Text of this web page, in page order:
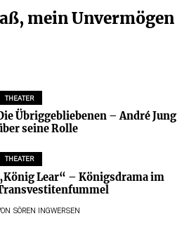
mein Unvermögen
THEATER
Übriggebliebenen – André Jung
seine Rolle
THEATER
Lear“ – Königsdrama im
SÖREN INGWERSEN